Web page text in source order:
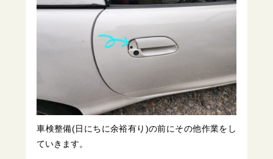
車検整備(日にちに余裕有り)の前にその他作業をし
ていきます。